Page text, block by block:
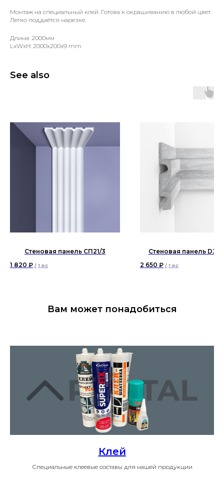
Монтаж на специальный клей. Готова к окрашиванию в любой цвет.
Легко поддаётся нарезке.
Длина: 2000мм
LxWxH: 2000x200x9 mm
See also
Стеновая панель СП21/3
1 820 ₽ / 1 pc
Стеновая панель
2 650 ₽ / 1 pc
Вам может понадобиться
Клей
Специальные клеевые составы для нашей продукции